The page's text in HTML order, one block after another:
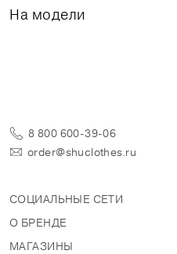
На модели
8 800 600-39-06
order@shuclothes.ru
СОЦИАЛЬНЫЕ СЕТИ
О БРЕНДЕ
МАГАЗИНЫ